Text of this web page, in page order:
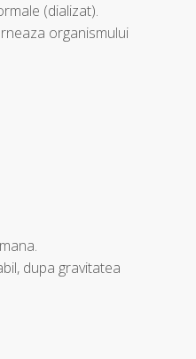
(dializat).
organismului
dupa gravitatea